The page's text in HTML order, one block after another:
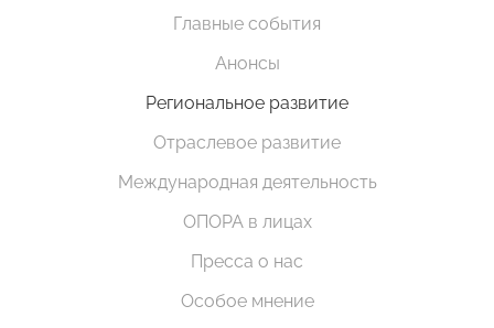
Главные события
Анонсы
Региональное развитие
Отраслевое развитие
Международная деятельность
ОПОРА в лицах
Пресса о нас
Особое мнение